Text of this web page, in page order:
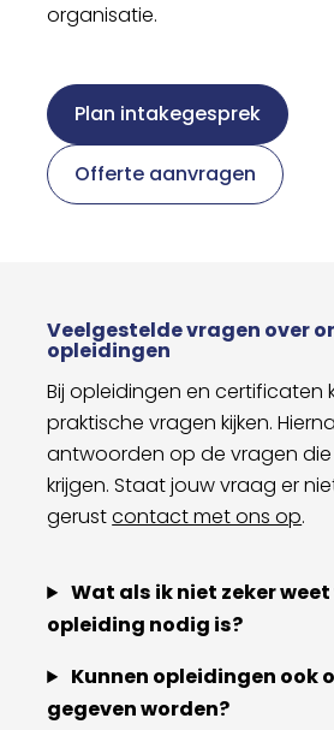
organisatie.
Plan intakegesprek
Offerte aanvragen
Veelgestelde vragen over
opleidingen
Bij opleidingen en certificaten
praktische vragen kijken.
antwoorden op de vragen
krijgen. Staat jouw vraag er
gerustcontact met ons op.
Wat als ik niet zeker
opleiding nodig is?
Kunnen opleidingen ook
gegeven worden?